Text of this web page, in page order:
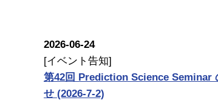
2026-06-24
[イベント告知]
第42回 Prediction Science Seminar
せ (2026-7-2)